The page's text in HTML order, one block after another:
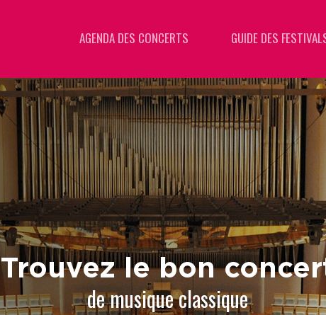
AGENDA DES CONCERTS GUIDE DES
Trouvez le bon
de musique classique